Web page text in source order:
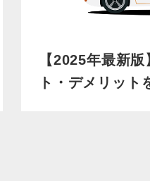
【2025年最新
ト・デメリット